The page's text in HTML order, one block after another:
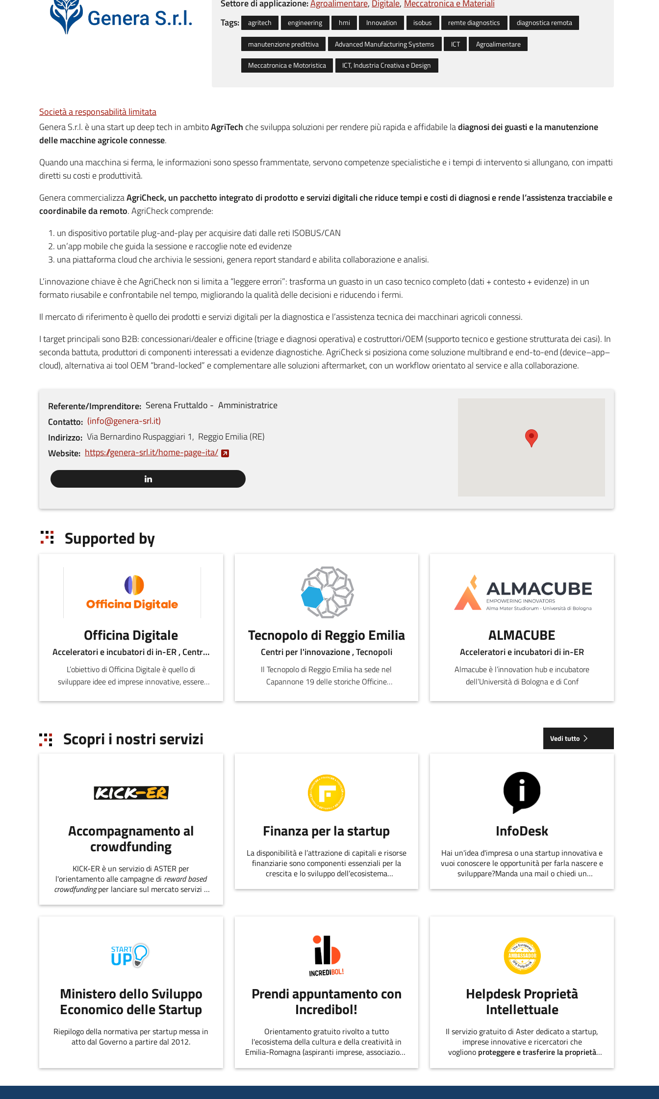
Settore di applicazione:Agroalimentare Digitale Meccatronica e Materiali
Tags:
agritech engineering hmi Innovation isobus remte diagnostics
diagnostica remota
manutenzione predittiva
Advanced Manufacturing Systems ICT
Agroalimentare
Meccatronica e Motoristica
ICT, Industria Creativa e Design
Società a responsabilità limitata
Genera S.r.l. è una start up deep tech in ambitoAgriTech che sviluppa soluzioni per rendere più rapida e affidabile ladiagnosi dei guasti e la manutenzione
delle macchine agricole connesse.
Quando una macchina si ferma, le informazioni sono spesso frammentate, servono competenze specialistiche e i tempi di intervento si allungano, con impatti
diretti su costi e produttività.
Genera commercializzaAgriCheck, un pacchetto integrato di prodotto e servizi digitali che riduce tempi e costi di diagnosi e rende l’assistenza tracciabile e
coordinabile da remoto. AgriCheck comprende:
un dispositivo portatile plug-and-play per acquisire dati dalle reti ISOBUS/CAN
un’app mobile che guida la sessione e raccoglie note ed evidenze
una piattaforma cloud che archivia le sessioni, genera report standard e abilita collaborazione e analisi.
L’innovazione chiave è che AgriCheck non si limita a “leggere errori”: trasforma un guasto in un caso tecnico completo (dati + contesto + evidenze) in un
formato riusabile e confrontabile nel tempo, migliorando la qualità delle decisioni e riducendo i fermi.
Il mercato di riferimento è quello dei prodotti e servizi digitali per la diagnostica e l’assistenza tecnica dei macchinari agricoli connessi.
I target principali sono B2B: concessionari/dealer e officine (triage e diagnosi operativa) e costruttori/OEM (supporto tecnico e gestione strutturata dei casi). In
seconda battuta, produttori di componenti interessati a evidenze diagnostiche. AgriCheck si posiziona come soluzione multibrand e end-to-end (device–app–
cloud), alternativa ai tool OEM “brand-locked” e complementare alle soluzioni aftermarket, con un workflow orientato al service e alla collaborazione.
Referente/Imprenditore SerenaFruttaldo
Amministratrice
Contatto
info@genera-srl.it
Indirizzo Via Bernardino Ruspaggiari 1, Reggio Emilia(RE)
Website https://genera-srl.it/home-page-ita/
Supported by
Officina Digitale
Acceleratori e incubatori di in-ER , Centri per l'innovazione , Sportelli di informazione , Altro
L’obiettivo di Officina Digitale è quello di
sviluppare idee ed imprese innovative, essere
Tecnopolo di Reggio Emilia
Centri per l'innovazione , Tecnopoli
Il Tecnopolo di Reggio Emilia ha sede nel
Capannone 19 delle storiche Officine
Innovazione, luogo di incont
ALMACUBE
Acceleratori e incubatori di in-ER
Almacube è l’innovation hub e incubatore
dell’Università di Bologna e di Conf
Scopri i nostri servizi Vedi tutto
Accompagnamento al
crowdfunding
KICK-ER è un servizio di ASTER per
l'orientamento alle campagne di reward based
crowdfundingper lanciare sul mercato servizi e
Finanza per la startup
La disponibilità e l’attrazione di capitali e risorse
finanziarie sono componenti essenziali per la
crescita e lo sviluppo dell’ecosistema
InfoDesk
Hai un'idea d'impresa o una startup innovativa e
vuoi conoscere le opportunità per farla nascere e
sviluppare?Manda una mail o chiedi un
EmiliaRomagnaStartUp.
Ministero dello Sviluppo
Economico delle Startup
Riepilogo della normativa per startup messa in
atto dal Governo a partire dal 2012.
Prendi appuntamento con
Incredibol!
Orientamento gratuito rivolto a tutto
l'ecosistema della cultura e della creatività in
Emilia-Romagna (aspiranti imprese, associazioni,
Helpdesk Proprietà
Intellettuale
Il servizio gratuito di Aster dedicato a startup,
imprese innovative e ricercatori che
vogliono proteggere e trasferire la proprietà